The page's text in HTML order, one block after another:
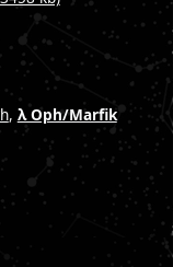
, λ Oph/Marfik
6218
6296